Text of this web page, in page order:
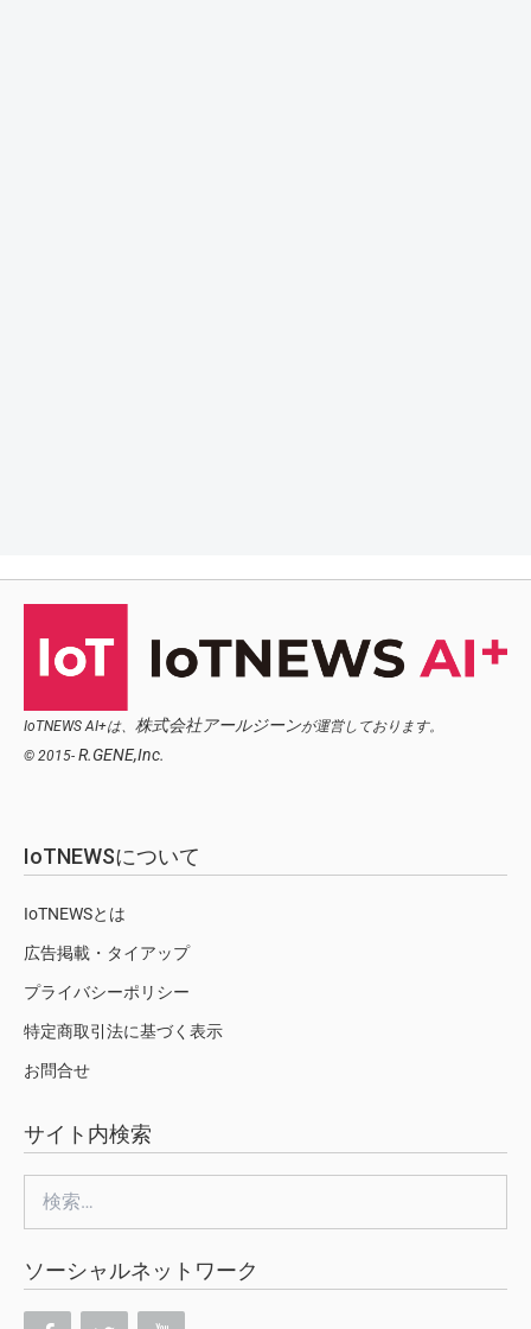
IoTNEWS AI+は、 株式会社アールジーンが運営しております。
© 2015- R.GENE,Inc.
IoTNEWSについて
IoTNEWSとは
広告掲載・タイアップ
プライバシーポリシー
特定商取引法に基づく表示
お問合せ
サイト内検索
ソーシャルネットワーク